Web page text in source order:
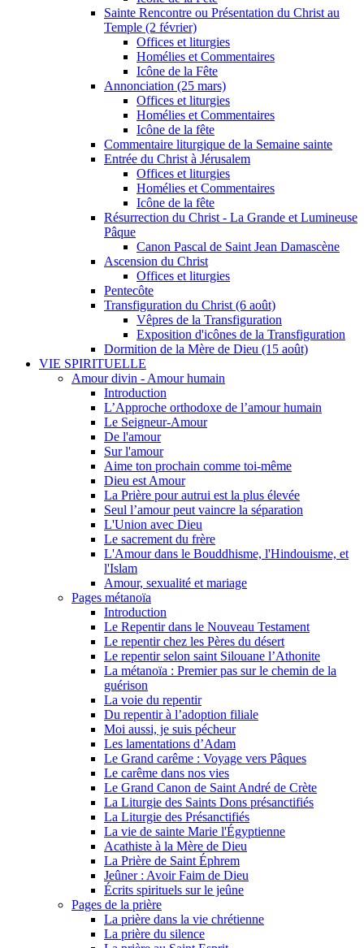
Sainte Rencontre ou Présentation du Christ au
Temple (2 février)
Offices et liturgies
Homélies et Commentaires
Icône de la Fête
Annonciation (25 mars)
Offices et liturgies
Homélies et Commentaires
Icône de la fête
Commentaire liturgique de la Semaine sainte
Entrée du Christ à Jérusalem
Offices et liturgies
Homélies et Commentaires
Icône de la fête
Résurrection du Christ - La Grande et Lumineuse
Pâque
Canon Pascal de Saint Jean Damascène
Ascension du Christ
Offices et liturgies
Pentecôte
Transfiguration du Christ (6 août)
Vêpres de la Transfiguration
Exposition d'icônes de la Transfiguration
Dormition de la Mère de Dieu (15 août)
VIE SPIRITUELLE
Amour divin - Amour humain
Introduction
L’Approche orthodoxe de l’amour humain
Le Seigneur-Amour
De l'amour
Sur l'amour
Aime ton prochain comme toi-même
Dieu est Amour
La Prière pour autrui est la plus élevée
Seul l’amour peut vaincre la séparation
L'Union avec Dieu
Le sacrement du frère
L'Amour dans le Bouddhisme, l'Hindouisme, et
l'Islam
Amour, sexualité et mariage
Pages métanoïa
Introduction
Le Repentir dans le Nouveau Testament
Le repentir chez les Pères du désert
Le repentir selon saint Silouane l’Athonite
La métanoïa : Premier pas sur le chemin de la
guérison
La voie du repentir
Du repentir à l’adoption filiale
Moi aussi, je suis pécheur
Les lamentations d’Adam
Le Grand carême : Voyage vers Pâques
Le carême dans nos vies
Le Grand Canon de Saint André de Crète
La Liturgie des Saints Dons présanctifiés
La Liturgie des Présanctifiés
La vie de sainte Marie l'Égyptienne
Acathiste à la Mère de Dieu
La Prière de Saint Éphrem
Jeûner : Avoir Faim de Dieu
Écrits spirituels sur le jeûne
Pages de la prière
La prière dans la vie chrétienne
La prière du silence